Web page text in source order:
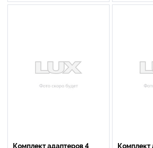
Комплект адаптеров 4
Комплект